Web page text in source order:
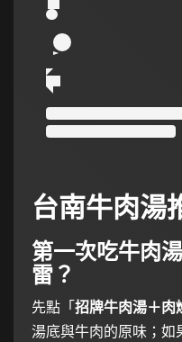
台南牛肉湯
第一次吃牛肉
雷？
先點「 招牌牛肉湯＋肉
湯底與牛肉的原味；如